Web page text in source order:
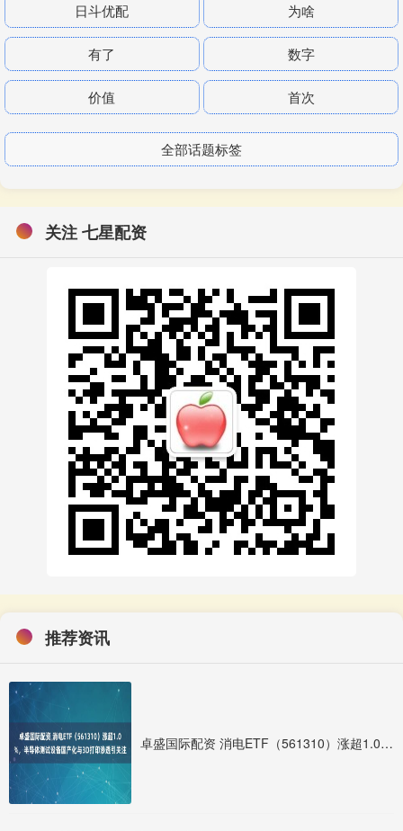
日斗优配 为啥
有了 数字
价值 首次
全部话题标签
关注 七星配资
推荐资讯
卓盛国际配资 消电ETF（561310）涨超1.0%，半导体测试设备国产化与3D打印渗透引关注